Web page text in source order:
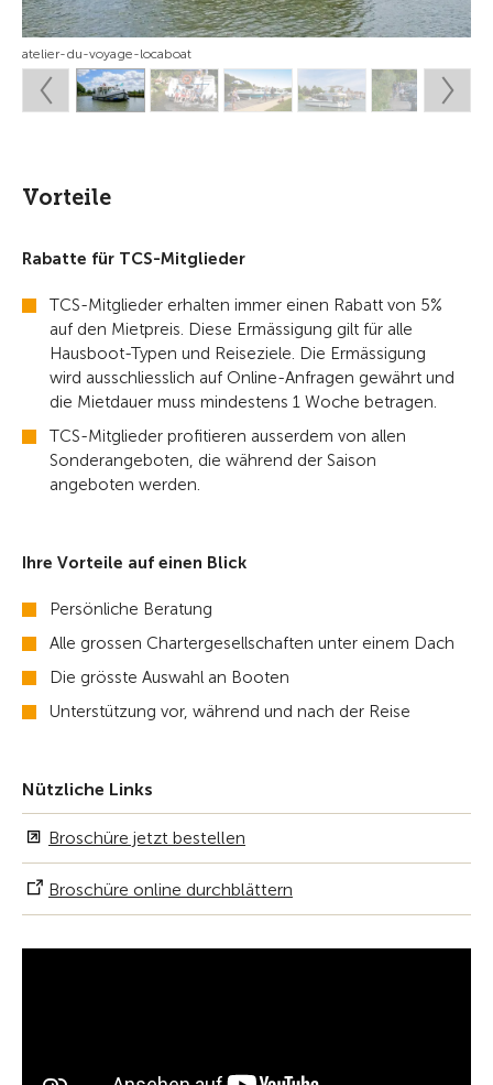
atelier-du-voyage-locaboat
Vorteile
Rabatte für TCS-Mitglieder
TCS-Mitglieder erhalten immer einen Rabatt von 5%
auf den Mietpreis. Diese Ermässigung gilt für alle
Hausboot-Typen und Reiseziele. Die Ermässigung
wird ausschliesslich auf Online-Anfragen gewährt und
die Mietdauer muss mindestens 1 Woche betragen.
TCS-Mitglieder profitieren ausserdem von allen
Sonderangeboten, die während der Saison
angeboten werden.
Ihre Vorteile auf einen Blick
Persönliche Beratung
Alle grossen Chartergesellschaften unter einem Dach
Die grösste Auswahl an Booten
Unterstützung vor, während und nach der Reise
Nützliche Links
Broschüre jetzt bestellen
Broschüre online durchblättern